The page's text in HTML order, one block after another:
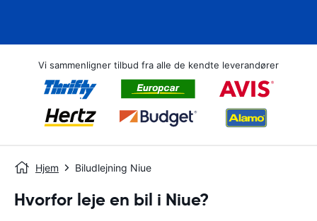
Vi sammenligner tilbud fra alle de kendte leverandører
Hjem Biludlejning Niue
Hvorfor leje en bil i Niue?